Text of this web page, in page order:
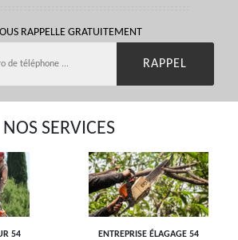
RAPPELLE GRATUITEMENT
NOS SERVICES
54 ENTREPRISE ÉLAGAGE 54